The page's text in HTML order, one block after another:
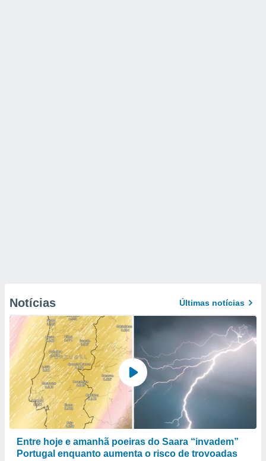
Notícias Últimas notícias
Entre hoje e amanhã poeiras do Saara “invadem”
Portugal enquanto aumenta o risco de trovoadas